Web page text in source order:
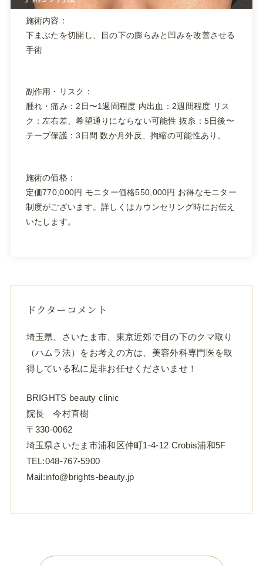
施術内容：
下まぶたを切開し、目の下の膨らみと凹みを改善させる
手術
副作用・リスク：
腫れ・痛み：2日〜1週間程度 内出血：2週間程度 リス
ク：左右差、希望通りにならない可能性 抜糸：5日後〜
テープ保護：3日間 数か月外反、拘縮の可能性あり。
施術の価格：
定価770,000円 モニター価格550,000円 お得なモニター
制度がございます。詳しくはカウンセリング時にお伝え
いたします。
ドクターコメント
埼玉県、さいたま市、東京近郊で目の下のクマ取り
（ハムラ法）をお考えの方は、美容外科専門医を取
得している私に是非お任せくださいませ！
BRIGHTS beauty clinic
院長 今村直樹
〒330-0062
埼玉県さいたま市浦和区仲町1-4-12 Crobis浦和5F
TEL:048-767-5900
Mail:info@brights-beauty.jp